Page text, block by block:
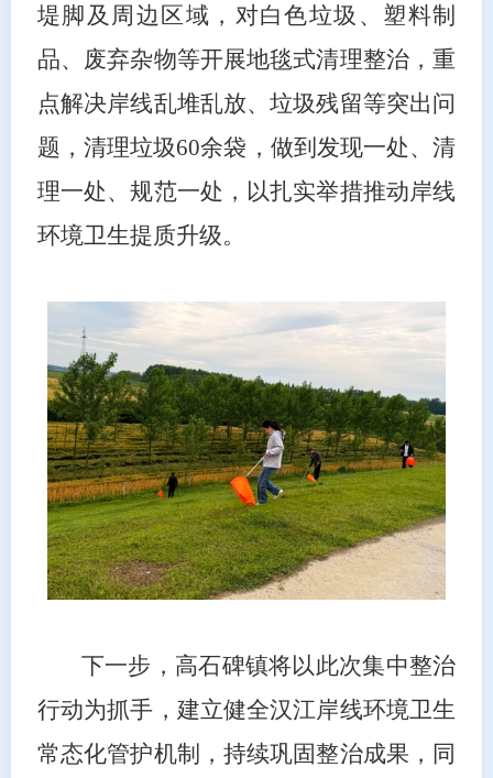
堤脚及周边区域，对白色垃圾、塑料制
品、废弃杂物等开展地毯式清理整治，重
点解决岸线乱堆乱放、垃圾残留等突出问
题，清理垃圾60余袋，做到发现一处、清
理一处、规范一处，以扎实举措推动岸线
环境卫生提质升级。
下一步，高石碑镇将以此次集中整治
行动为抓手，建立健全汉江岸线环境卫生
常态化管护机制，持续巩固整治成果，同